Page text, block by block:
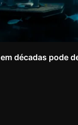
décadas pode